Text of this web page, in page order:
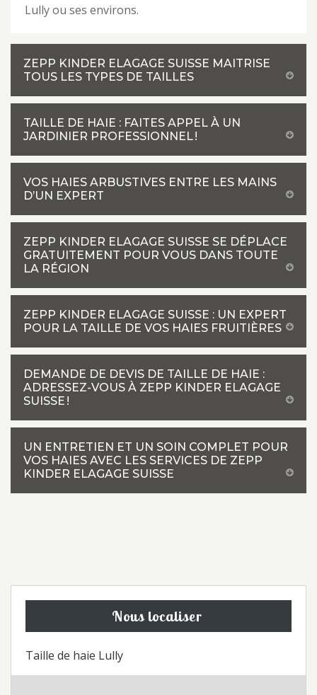
Lully ou ses environs.
ZEPP KINDER ELAGAGE SUISSE MAITRISE
TOUS LES TYPES DE TAILLES
TAILLE DE HAIE : FAITES APPEL À UN
JARDINIER PROFESSIONNEL !
VOS HAIES ARBUSTIVES ENTRE LES MAINS
D’UN EXPERT
ZEPP KINDER ELAGAGE SUISSE SE DÉPLACE
GRATUITEMENT POUR VOUS DANS TOUTE
LA RÉGION
ZEPP KINDER ELAGAGE SUISSE : UN EXPERT
POUR LA TAILLE DE VOS HAIES FRUITIÈRES
DEMANDE DE DEVIS DE TAILLE DE HAIE :
ADRESSEZ-VOUS À ZEPP KINDER ELAGAGE
SUISSE !
UN ENTRETIEN ET UN SOIN COMPLET POUR
VOS HAIES AVEC LES SERVICES DE ZEPP
KINDER ELAGAGE SUISSE
Nous localiser
Taille de haie Lully